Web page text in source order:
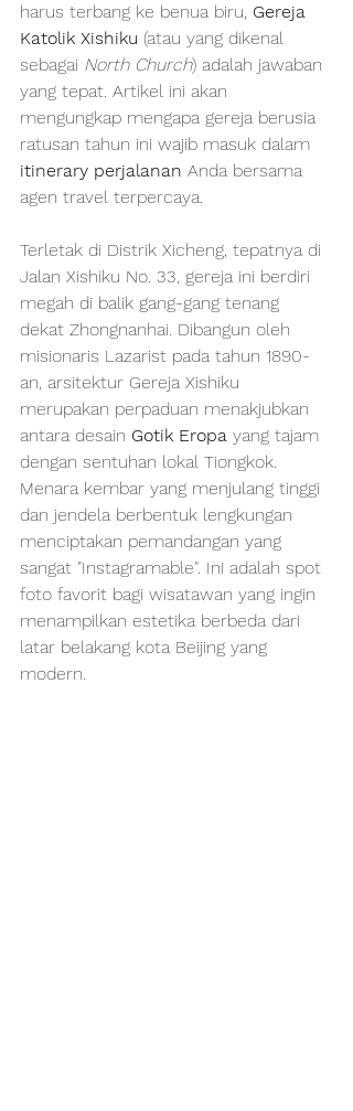
harus terbang ke benua biru, Gereja
Katolik Xishiku (atau yang dikenal
sebagai North Church) adalah jawaban
yang tepat. Artikel ini akan
mengungkap mengapa gereja berusia
ratusan tahun ini wajib masuk dalam
itinerary perjalanan Anda bersama
agen travel terpercaya.
Terletak di Distrik Xicheng, tepatnya di
Jalan Xishiku No. 33, gereja ini berdiri
megah di balik gang-gang tenang
dekat Zhongnanhai. Dibangun oleh
misionaris Lazarist pada tahun 1890-
an, arsitektur Gereja Xishiku
merupakan perpaduan menakjubkan
antara desain Gotik Eropa yang tajam
dengan sentuhan lokal Tiongkok.
Menara kembar yang menjulang tinggi
dan jendela berbentuk lengkungan
menciptakan pemandangan yang
sangat "Instagramable". Ini adalah spot
foto favorit bagi wisatawan yang ingin
menampilkan estetika berbeda dari
latar belakang kota Beijing yang
modern.